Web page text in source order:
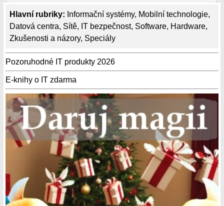
Hlavní rubriky: Informační systémy, Mobilní technologie,
Datová centra, Sítě, IT bezpečnost, Software, Hardware,
Zkušenosti a názory, Speciály
Pozoruhodné IT produkty 2026
E-knihy o IT zdarma